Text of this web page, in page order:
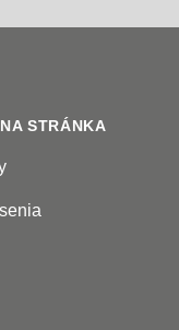
STRÁNKA